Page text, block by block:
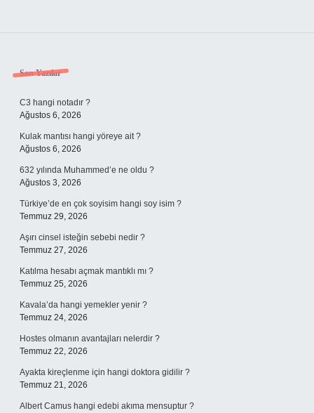
Sidebar
Son Yazılar
C3 hangi notadır ?
Ağustos 6, 2026
Kulak mantısı hangi yöreye ait ?
Ağustos 6, 2026
632 yılında Muhammed’e ne oldu ?
Ağustos 3, 2026
Türkiye’de en çok soyisim hangi soy isim ?
Temmuz 29, 2026
Aşırı cinsel isteğin sebebi nedir ?
Temmuz 27, 2026
Katılma hesabı açmak mantıklı mı ?
Temmuz 25, 2026
Kavala’da hangi yemekler yenir ?
Temmuz 24, 2026
Hostes olmanın avantajları nelerdir ?
Temmuz 22, 2026
Ayakta kireçlenme için hangi doktora gidilir ?
Temmuz 21, 2026
Albert Camus hangi edebi akıma mensuptur ?